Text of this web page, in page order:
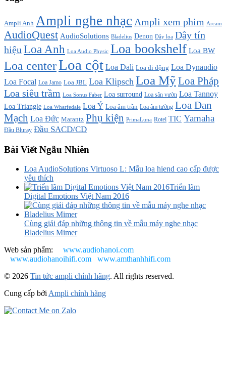
Ampli Anh Ampli nghe nhạc Ampli xem phim Arcam
AudioQuest AudioSolutions Bladelius Denon Dây loa Dây tín
hiệu Loa Anh Loa Audio Physic Loa bookshelf Loa BW
Loa centerLoa cột Loa Dali Loa di động Loa Dynaudio
Loa Focal Loa Jamo Loa JBL Loa Klipsch Loa MỹLoa Pháp
Loa siêu trầm Loa Sonus Faber Loa surround Loa sân vườn Loa Tannoy
Loa Triangle Loa Wharfedale Loa Ý Loa âm trần Loa âm tường Loa Đan
Mạch Loa Đức Marantz Phụ kiện PrimaLuna Rotel TIC Yamaha
Đầu Bluray Đầu SACD/CD
Bài Viết Ngẫu Nhiên
Loa AudioSolutions Virtuoso L: Mẫu loa hiend cao cấp được
yêu thích
Triển lãm
Digital Emotions Việt Nam 2016
Cùng giải đáp những thông tin về mẫu máy nghe nhạc
Bladelius Mimer
Web sản phẩm: www.audiohanoi.com
www.audiohanoihifi.com
www.amthanhhifi.com
© 2026 Tin tức ampli chính hãng. All rights reserved.
Cung cấp bởi Ampli chính hãng